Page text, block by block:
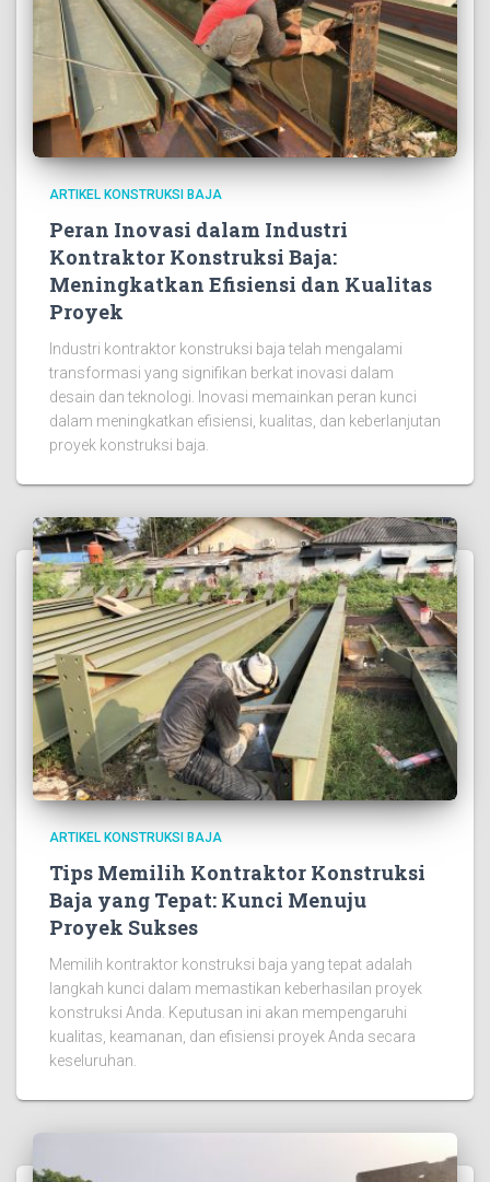
ARTIKEL KONSTRUKSI BAJA
Peran Inovasi dalam Industri
Kontraktor Konstruksi Baja:
Meningkatkan Efisiensi dan Kualitas
Proyek
Industri kontraktor konstruksi baja telah mengalami
transformasi yang signifikan berkat inovasi dalam
desain dan teknologi. Inovasi memainkan peran kunci
dalam meningkatkan efisiensi, kualitas, dan keberlanjutan
proyek konstruksi baja.
ARTIKEL KONSTRUKSI BAJA
Tips Memilih Kontraktor Konstruksi
Baja yang Tepat: Kunci Menuju
Proyek Sukses
Memilih kontraktor konstruksi baja yang tepat adalah
langkah kunci dalam memastikan keberhasilan proyek
konstruksi Anda. Keputusan ini akan mempengaruhi
kualitas, keamanan, dan efisiensi proyek Anda secara
keseluruhan.